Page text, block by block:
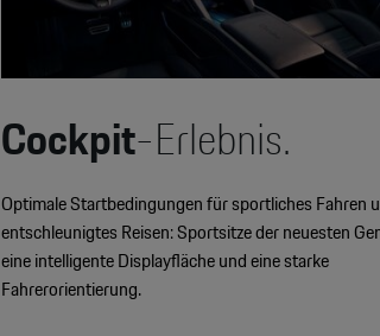
Cockpit-Erlebnis.
Optimale Startbedingungen für sportliches Fahren
entschleunigtes Reisen: Sportsitze der neuesten
eine intelligente Displayfläche und eine starke
Fahrerorientierung.